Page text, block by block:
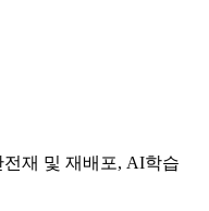
재 및 재배포, AI학습